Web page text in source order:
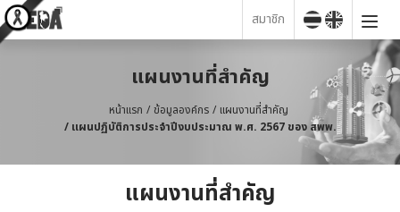
สมาชิก
แผนงานที่สำคัญ
หน้าแรก ข้อมูลองค์กร
แผนงานที่สำคัญ
แผนปฏิบัติการประจำปีงบประมาณ พ.ศ. 2567 ของ สพพ.
แผนงานที่สำคัญ